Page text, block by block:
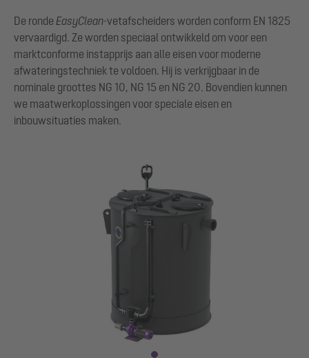
De ronde EasyClean-vetafscheiders worden conform EN 1825
vervaardigd. Ze worden speciaal ontwikkeld om voor een
marktconforme instapprijs aan alle eisen voor moderne
afwateringstechniek te voldoen. Hij is verkrijgbaar in de
nominale groottes NG 10, NG 15 en NG 20. Bovendien kunnen
we maatwerkoplossingen voor speciale eisen en
inbouwsituaties maken.